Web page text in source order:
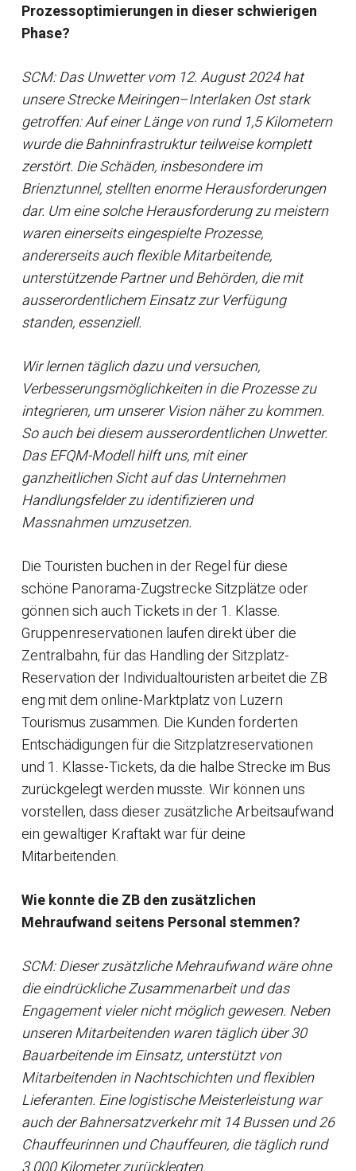
Prozessoptimierungen in dieser schwierigen
Phase?
SCM: Das Unwetter vom 12. August 2024 hat
unsere Strecke Meiringen–Interlaken Ost stark
getroffen: Auf einer Länge von rund 1,5 Kilometern
wurde die Bahninfrastruktur teilweise komplett
zerstört. Die Schäden, insbesondere im
Brienztunnel, stellten enorme Herausforderungen
dar. Um eine solche Herausforderung zu meistern
waren einerseits eingespielte Prozesse,
andererseits auch flexible Mitarbeitende,
unterstützende Partner und Behörden, die mit
ausserordentlichem Einsatz zur Verfügung
standen, essenziell.
Wir lernen täglich dazu und versuchen,
Verbesserungsmöglichkeiten in die Prozesse zu
integrieren, um unserer Vision näher zu kommen.
So auch bei diesem ausserordentlichen Unwetter.
Das EFQM-Modell hilft uns, mit einer
ganzheitlichen Sicht auf das Unternehmen
Handlungsfelder zu identifizieren und
Massnahmen umzusetzen.
Die Touristen buchen in der Regel für diese
schöne Panorama-Zugstrecke Sitzplätze oder
gönnen sich auch Tickets in der 1. Klasse.
Gruppenreservationen laufen direkt über die
Zentralbahn, für das Handling der Sitzplatz-
Reservation der Individualtouristen arbeitet die ZB
eng mit dem online-Marktplatz von Luzern
Tourismus zusammen. Die Kunden forderten
Entschädigungen für die Sitzplatzreservationen
und 1. Klasse-Tickets, da die halbe Strecke im Bus
zurückgelegt werden musste. Wir können uns
vorstellen, dass dieser zusätzliche Arbeitsaufwand
ein gewaltiger Kraftakt war für deine
Mitarbeitenden.
Wie konnte die ZB den zusätzlichen
Mehraufwand seitens Personal stemmen?
SCM: Dieser zusätzliche Mehraufwand wäre ohne
die eindrückliche Zusammenarbeit und das
Engagement vieler nicht möglich gewesen. Neben
unseren Mitarbeitenden waren täglich über 30
Bauarbeitende im Einsatz, unterstützt von
Mitarbeitenden in Nachtschichten und flexiblen
Lieferanten. Eine logistische Meisterleistung war
auch der Bahnersatzverkehr mit 14 Bussen und 26
Chauffeurinnen und Chauffeuren, die täglich rund